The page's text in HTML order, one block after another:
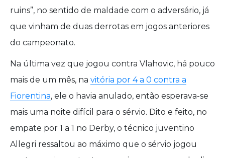
ruins”, no sentido de maldade com o adversário, já
que vinham de duas derrotas em jogos anteriores
do campeonato.
Na última vez que jogou contra Vlahovic, há pouco
mais de um mês, na vitória por 4 a 0 contra a
Fiorentina, ele o havia anulado, então esperava-se
mais uma noite difícil para o sérvio. Dito e feito, no
empate por 1 a 1 no Derby, o técnico juventino
Allegri ressaltou ao máximo que o sérvio jogou